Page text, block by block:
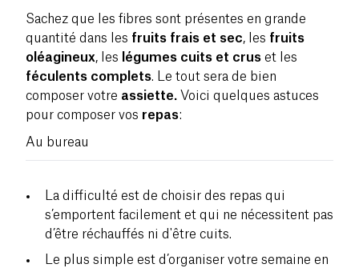
Sachez que les fibres sont présentes en grande
quantité dans les fruits frais et sec, les fruits
oléagineux, les légumes cuits et crus et les
féculents complets. Le tout sera de bien
composer votre assiette. Voici quelques astuces
pour composer vos repas:
Au bureau
La difficulté est de choisir des repas qui
s’emportent facilement et qui ne nécessitent pas
d’être réchauffés ni d'être cuits.
Le plus simple est d’organiser votre semaine en